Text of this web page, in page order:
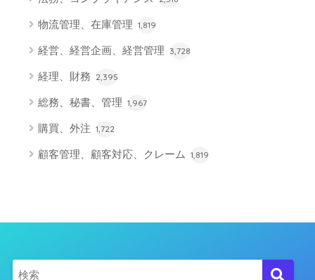
物流管理、在庫管理 1,819
経営、経営企画、経営管理 3,728
経理、財務 2,395
総務、秘書、管理 1,967
購買、外注 1,722
顧客管理、顧客対応、クレーム 1,819